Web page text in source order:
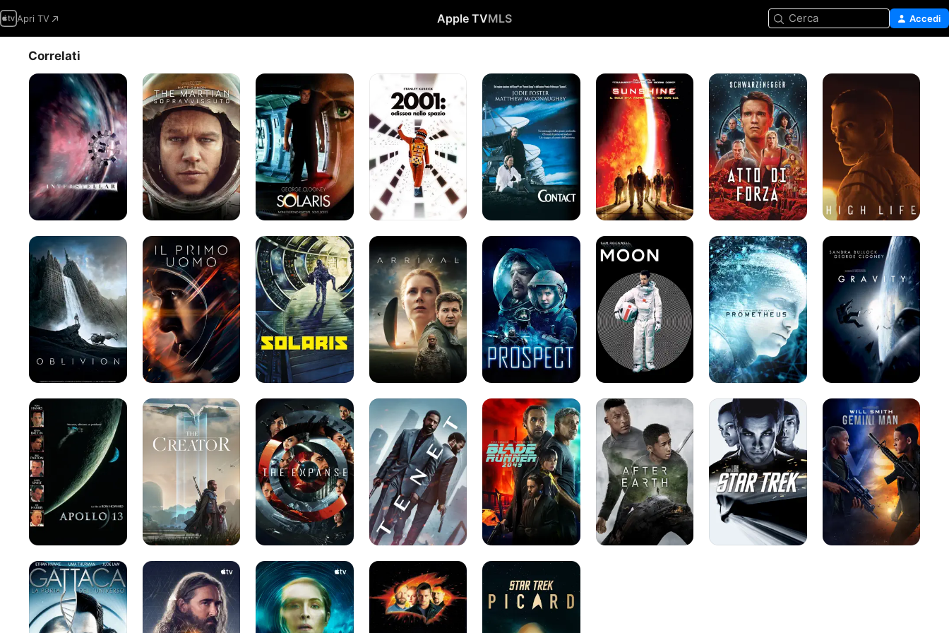
Apri TV Apple TVMLS Cerca Accedi
Correlati
Interstellar
Sopravvissuto
-
The
Martian
Solaris
2001:
odissea
spazio
Contact Sunshine
Atto
di
forza
High
Oblivion
Il
primo
uomo
Solaris Arrival Prospect Moon Prometheus Gravity
Apollo
13
The
creator
The
Expanse
Tenet
Blade
Runner
2049
After
Earth
Star
Trek
Gemini
Man
Gattaca:
La
Porta
Dell'universo
Fondazione Constellation
Lost
Space
Star
Picard